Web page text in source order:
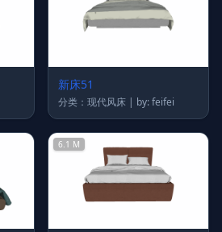
新床51
分类：现代风床 | by: feifei
6.1 M